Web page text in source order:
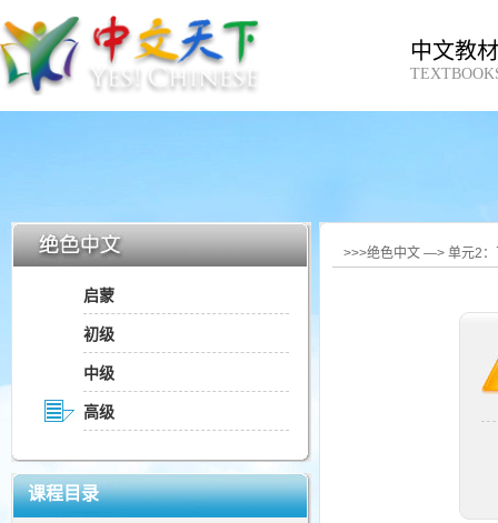
中文教
启蒙
初级
中级
高级
课程目录
>>>绝色中文 —> 单元2